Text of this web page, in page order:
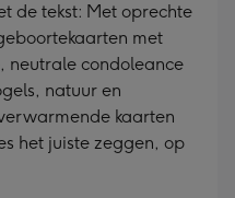
de tekst: Met oprechte
met
neutrale condoleance
natuur en
kaarten
het juiste zeggen, op